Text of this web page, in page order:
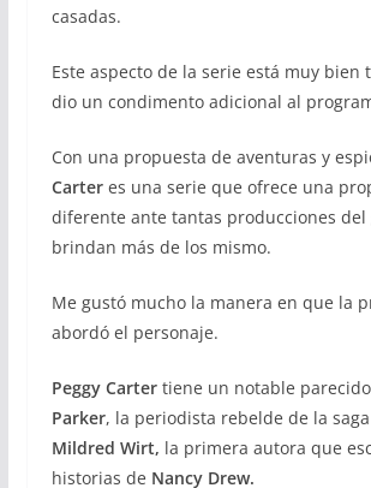
casadas.
Este aspecto de la serie está muy bien
dio un condimento adicional al
Con una propuesta de aventuras y
Carteres una serie que ofrece una
diferente ante tantas producciones del
brindan más de los mismo.
Me gustó mucho la manera en que la
abordó el personaje.
Peggy Cartertiene un notable
Parker, la periodista rebelde de la
Mildred Wirt, la primera autora que
historias de Nancy Drew.